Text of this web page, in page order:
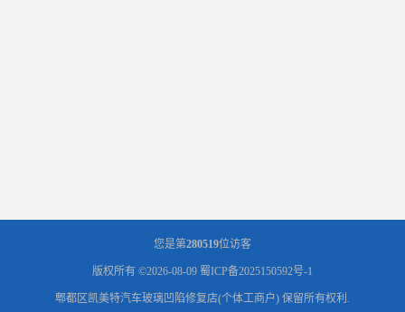
您是第280519位访客
版权所有 ©2026-08-09 蜀ICP备2025150592号-1
郫都区凯美特汽车玻璃凹陷修复店(个体工商户) 保留所有权利.